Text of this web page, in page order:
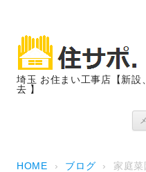
埼玉 お住まい工事店【新設
去 】
HOME › ブログ › 家庭菜